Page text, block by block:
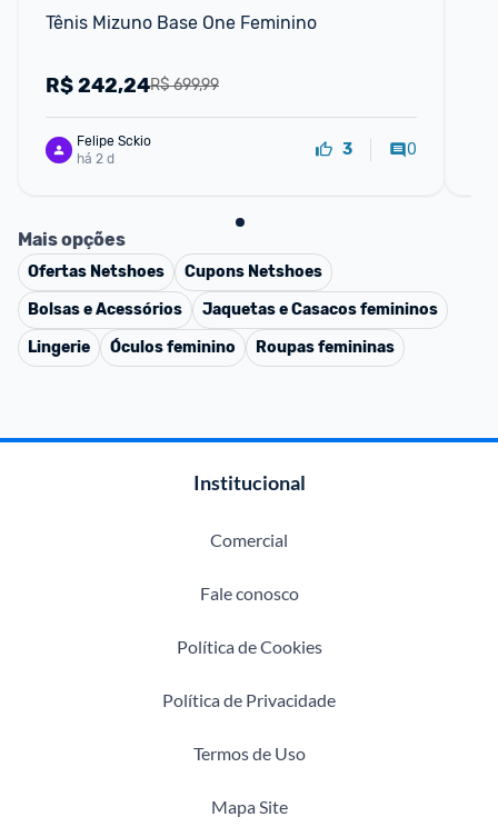
Tênis Mizuno Base One Feminino
R$ 699,99
R$242,24
Felipe Sckio
há 2 d
3 0
Mais opções
Ofertas Netshoes Cupons Netshoes
Bolsas e Acessórios
Jaquetas e Casacos femininos
Lingerie
Óculos feminino Roupas femininas
Institucional
Comercial
Fale conosco
Política de Cookies
Política de Privacidade
Termos de Uso
Mapa Site